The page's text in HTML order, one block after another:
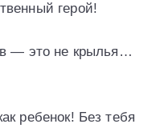
герой!
— это не крылья…
ребенок! Без тебя